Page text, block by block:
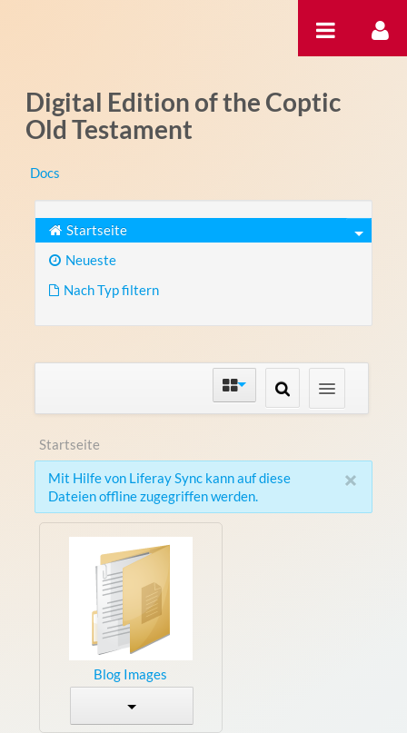
Digital Edition of the Coptic
Old Testament
Docs
Startseite
Neueste
Nach Typ filtern
Startseite
×
Mit Hilfe von Liferay Sync kann auf diese
Dateien offline zugegriffen werden.
Blog Images